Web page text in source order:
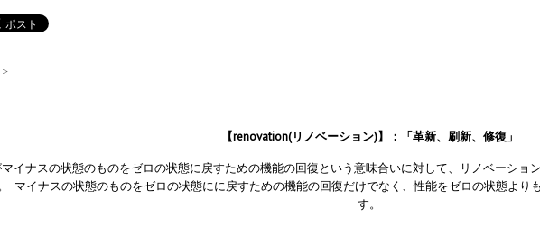
>
【renovation(リノベーション)】：「革新、刷新、修復」
マイナスの状態のものをゼロの状態に戻すための機能の回復という意味合いに対して、リノベーショ
マイナスの状態のものをゼロの状態にに戻すための機能の回復だけでなく、性能をゼロの状態より
す。